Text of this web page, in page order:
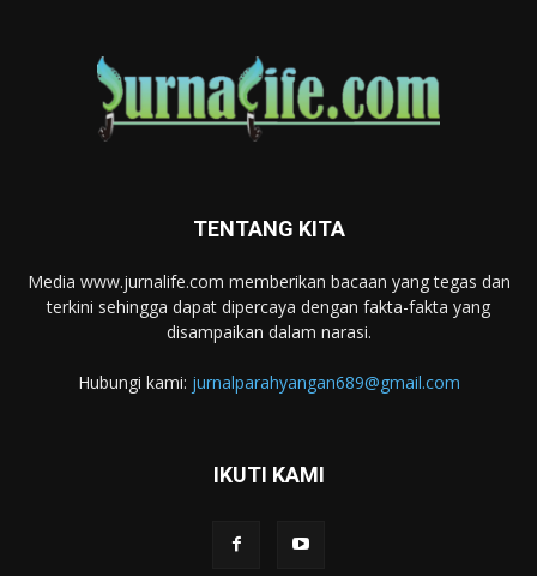
TENTANG KITA
Media www.jurnalife.com memberikan bacaan yang tegas dan
terkini sehingga dapat dipercaya dengan fakta-fakta yang
disampaikan dalam narasi.
Hubungi kami: jurnalparahyangan689@gmail.com
IKUTI KAMI